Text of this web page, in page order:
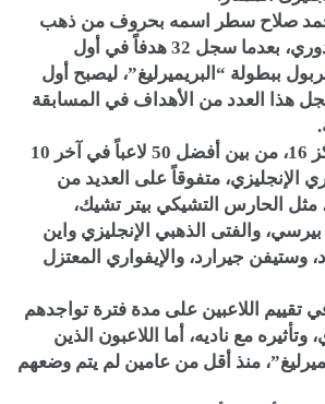
صلاح سطر اسمه بحروف من ذهب
في سجلات تاريخ الدوري، بعدما سجل 32 هدفاً في أول
ببطولة “البريميرليغ”، ليصبح أول
هذا العدد من الأهداف في المسابقة
وحل صلاح في المركز 16، من بين أفضل 50 لاعباً في آخر 10
الإنجليزي، متفوقاً على العديد من
مثل الحارس التشيكي بيتر تشيك،
والفتى الذهبي الإنجليزي واين
وستيفن جيرارد، والإيفواري المعتزل
تقييم اللاعبين على مدة فترة تواجدهم
مع ناديه، أما اللاعبون الذين
منذ أقل من عامين لم يتم وضعهم